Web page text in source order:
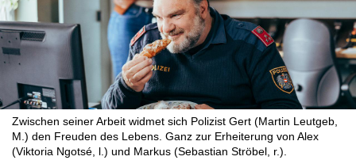
Zwischen seiner Arbeit widmet sich Polizist Gert (Martin Leutgeb,
M.) den Freuden des Lebens. Ganz zur Erheiterung von Alex
(Viktoria Ngotsé, l.) und Markus (Sebastian Ströbel, r.).